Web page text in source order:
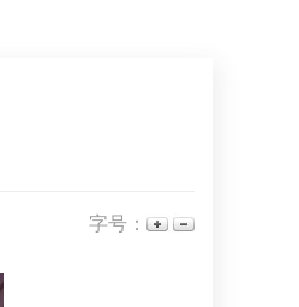
字号：